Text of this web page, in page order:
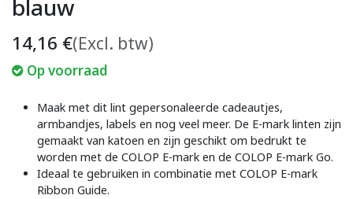
blauw
14,16 €(Excl. btw)
Op voorraad
Maak met dit lint gepersonaleerde cadeautjes,
armbandjes, labels en nog veel meer. De E-mark linten zijn
gemaakt van katoen en zijn geschikt om bedrukt te
worden met de COLOP E-mark en de COLOP E-mark Go.
Ideaal te gebruiken in combinatie met COLOP E-mark
Ribbon Guide.